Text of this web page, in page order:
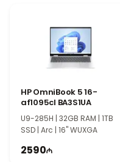
HP OmniBook 5 16-
af1095cl BA3S1UA
U9-285H | 32GB RAM | 1TB
SSD | Arc | 16" WUXGA
2590